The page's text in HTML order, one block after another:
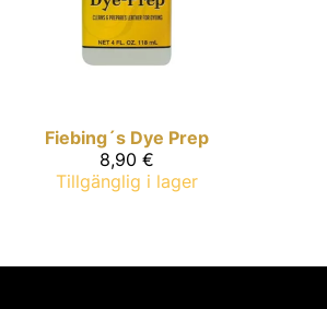
Fiebing´s Dye Prep
8,90 €
Tillgänglig i lager